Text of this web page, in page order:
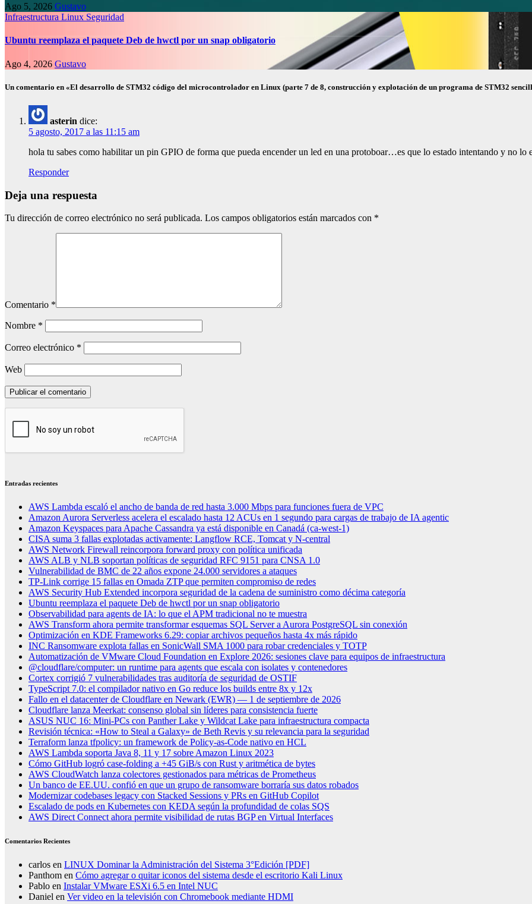
Ago 5, 2026 Gustavo
Infraestructura Linux Seguridad
Ubuntu reemplaza el paquete Deb de hwctl por un snap obligatorio
Ago 4, 2026 Gustavo
Un comentario en «El desarrollo de STM32 código del microcontrolador en Linux (parte 7 de 8, construcción y explotación de un programa de STM32
asterin dice:
5 agosto, 2017 a las 11:15 am
hola tu sabes como habilitar un pin GPIO de forma que pueda encender un led en una protoboar…es que lo estado intentando y no lo
Responder
Deja una respuesta
Tu dirección de correo electrónico no será publicada. Los campos obligatorios están marcados con *
Comentario *
Nombre *
Correo electrónico *
Web
Entradas recientes
AWS Lambda escaló el ancho de banda de red hasta 3.000 Mbps para funciones fuera de VPC
Amazon Aurora Serverless acelera el escalado hasta 12 ACUs en 1 segundo para cargas de trabajo de IA agentic
Amazon Keyspaces para Apache Cassandra ya está disponible en Canadá (ca-west-1)
CISA suma 3 fallas explotadas activamente: Langflow RCE, Tomcat y N-central
AWS Network Firewall reincorpora forward proxy con política unificada
AWS ALB y NLB soportan políticas de seguridad RFC 9151 para CNSA 1.0
Vulnerabilidad de BMC de 22 años expone 24.000 servidores a ataques
TP-Link corrige 15 fallas en Omada ZTP que permiten compromiso de redes
AWS Security Hub Extended incorpora seguridad de la cadena de suministro como décima categoría
Ubuntu reemplaza el paquete Deb de hwctl por un snap obligatorio
Observabilidad para agents de IA: lo que el APM tradicional no te muestra
AWS Transform ahora permite transformar esquemas SQL Server a Aurora PostgreSQL sin conexión
Optimización en KDE Frameworks 6.29: copiar archivos pequeños hasta 4x más rápido
INC Ransomware explota fallas en SonicWall SMA 1000 para robar credenciales y TOTP
Automatización de VMware Cloud Foundation en Explore 2026: sesiones clave para equipos de infraestructura
@cloudflare/computer: un runtime para agents que escala con isolates y contenedores
Cortex corrigió 7 vulnerabilidades tras auditoría de seguridad de OSTIF
TypeScript 7.0: el compilador nativo en Go reduce los builds entre 8x y 12x
Fallo en el datacenter de Cloudflare en Newark (EWR) — 1 de septiembre de 2026
Cloudflare lanza Meerkat: consenso global sin líderes para consistencia fuerte
ASUS NUC 16: Mini-PCs con Panther Lake y Wildcat Lake para infraestructura compacta
Revisión técnica: «How to Steal a Galaxy» de Beth Revis y su relevancia para la seguridad
Terraform lanza tfpolicy: un framework de Policy-as-Code nativo en HCL
AWS Lambda soporta Java 8, 11 y 17 sobre Amazon Linux 2023
Cómo GitHub logró case-folding a +45 GiB/s con Rust y aritmética de bytes
AWS CloudWatch lanza colectores gestionados para métricas de Prometheus
Un banco de EE.UU. confió en que un grupo de ransomware borraría sus datos robados
Modernizar codebases legacy con Stacked Sessions y PRs en GitHub Copilot
Escalado de pods en Kubernetes con KEDA según la profundidad de colas SQS
AWS Direct Connect ahora permite visibilidad de rutas BGP en Virtual Interfaces
Comentarios Recientes
carlos en LINUX Dominar la Administración del Sistema 3°Edición [PDF]
Panthom en Cómo agregar o quitar iconos del sistema desde el escritorio Kali Linux
Pablo en Instalar VMware ESXi 6.5 en Intel NUC
Daniel en Ver video en la televisión con Chromebook mediante HDMI